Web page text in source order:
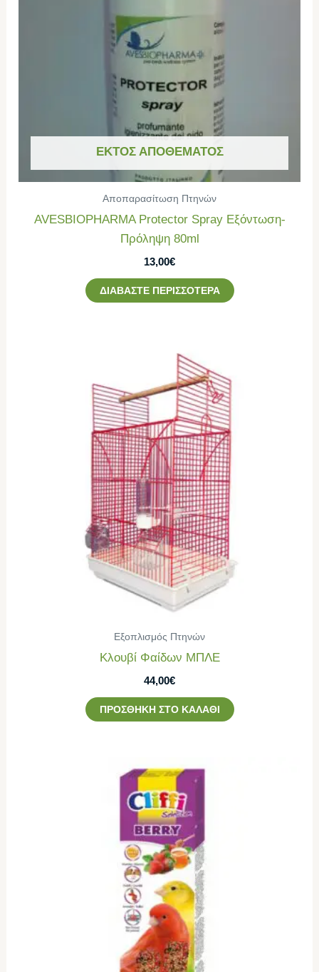
ΕΚΤΌΣ ΑΠΟΘΈΜΑΤΟΣ
Αποπαρασίτωση Πτηνών
AVESBIOPHARMA Protector Spray Εξόντωση-
Πρόληψη 80ml
13,00€
ΔΙΑΒΆΣΤΕ ΠΕΡΙΣΣΌΤΕΡΑ
Εξοπλισμός Πτηνών
Κλουβί Φαίδων ΜΠΛΕ
44,00€
ΠΡΟΣΘΉΚΗ ΣΤΟ ΚΑΛΆΘΙ